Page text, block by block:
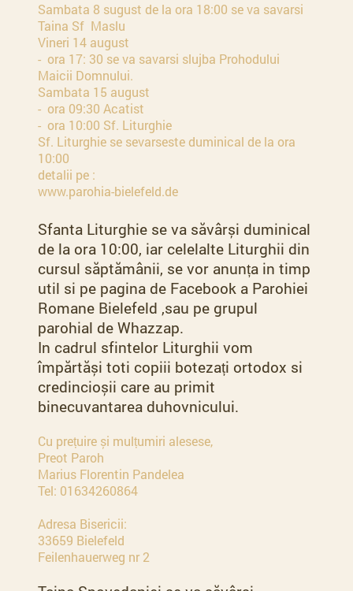
Sambata 8 sugust de la ora 18:00 se va savarsi
Taina Sf Maslu
Vineri 14 august
- ora 17: 30 se va savarsi slujba Prohodului
Maicii Domnului.
Sambata 15 august
- ora 09:30 Acatist
- ora 10:00 Sf. Liturghie
Sf. Liturghie se sevarseste duminical de la ora
10:00
detalii pe :
www.parohia-bielefeld.de
Sfanta Liturghie se va săvârși duminical
de la ora 10:00, iar celelalte Liturghii din
cursul săptămânii, se vor anunța in timp
util si pe pagina de Facebook a Parohiei
Romane Bielefeld ,sau pe grupul
parohial de Whazzap.
In cadrul sfintelor Liturghii vom
împărtăși toti copiii botezați ortodox si
credincioșii care au primit
binecuvantarea duhovnicului.
Cu prețuire și mulțumiri alesese,
Preot Paroh
Marius Florentin Pandelea
Tel: 01634260864
Adresa Bisericii:
33659 Bielefeld
Feilenhauerweg nr 2